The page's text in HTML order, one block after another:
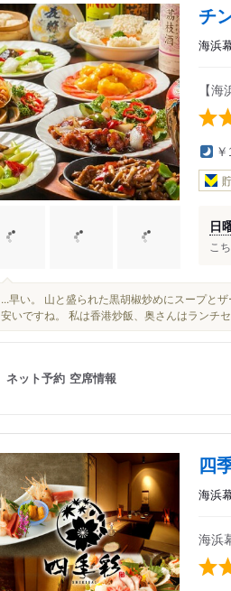
チ
海浜
【
日
こ
...早い。 山と盛られた黒胡椒炒めにスープと
安いですね。 私は香港炒飯、奥さんはランチ
ネット予約 空席情報
四
海浜
海浜